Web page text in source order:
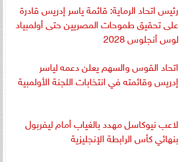
رئيس اتحاد الرماية: قائمة ياسر إدريس قادرة
على تحقيق طموحات المصريين حتى أولمبياد
لوس أنجلوس 2028
اتحاد القوس والسهم يعلن دعمه لياسر
إدريس وقائمته في انتخابات اللجنة الأولمبية
لاعب نيوكاسل مهدد بالغياب أمام ليفربول
بنهائي كأس الرابطة الإنجليزية